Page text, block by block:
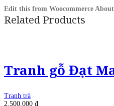
Edit this from Woocommerce
Related Products
Tranh gỗ Đạt
Tranh trà
2.500.000 ₫